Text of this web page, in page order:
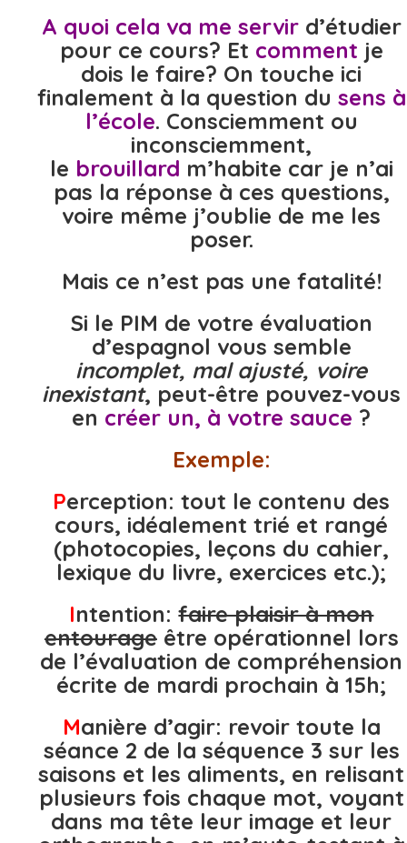
A quoi cela va me servird’étudier
pour ce cours? Et comment je
dois le faire? On touche ici
finalement à la question du sens à
l’école. Consciemment ou
inconsciemment,
le brouillard m’habite car je n’ai
pas la réponse à ces questions,
voire même j’oublie de me les
poser.
Mais ce n’est pas une fatalité!
Si le PIM de votre évaluation
d’espagnol vous semble
incomplet, mal ajusté, voire
inexistant, peut-être pouvez-vous
en créer un, à votre sauce ?
Exemple:
Perception: tout le contenu des
cours, idéalement trié et rangé
(photocopies, leçons du cahier,
lexique du livre, exercices etc.);
Intention:faire plaisir à mon
entourageêtre opérationnel lors
de l’évaluation de compréhension
écrite de mardi prochain à 15h;
Manière d’agir: revoir toute la
séance 2 de la séquence 3 sur les
saisons et les aliments, en relisant
plusieurs fois chaque mot, voyant
dans ma tête leur image et leur